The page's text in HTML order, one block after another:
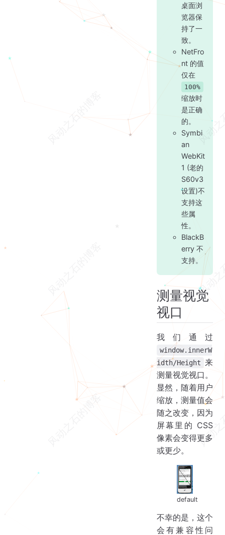
桌面浏
览器保
持了一
致。
NetFro
nt 的值
仅在
100%
缩放时
是正确
的。
Symbi
an
WebKit
1 (老的
S60v3
设置)不
支持这
些属
性。
BlackB
erry 不
支持。
测量视觉
视口
我们通过
window.innerW
idth/Height 来
测量视觉视口。
显然，随着用户
缩放，测量值会
随之改变，因为
屏幕里的 CSS
像素会变得更多
或更少。
default
不幸的是，这个
会有兼容性问